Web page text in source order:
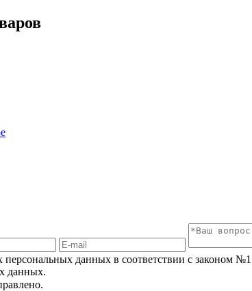
персональных данных в соответствии с законом
данных.